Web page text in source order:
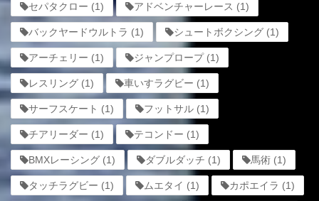
セパタクロー (1) アドベンチャーレース (1)
バックヤードウルトラ (1) シュートボクシング (1)
アーチェリー (1) ジャンプロープ(1)
レスリング (1) 車いすラグビー (1)
サーフスケート (1) フットサル (1)
チアリーダー (1) テコンドー (1)
BMXレーシング (1) ダブルダッチ (1) 馬術 (1)
タッチラグビー (1) ムエタイ (1) カポエイラ (1)